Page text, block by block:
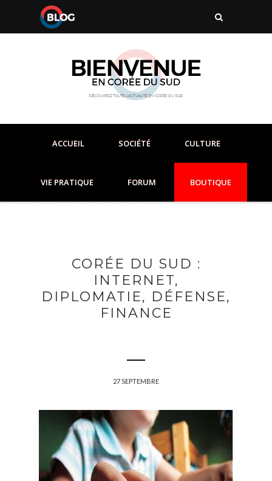
ACCUEIL SOCIÉTÉ CULTURE
VIE PRATIQUE FORUM BOUTIQUE
CORÉE DU SUD :
INTERNET,
DIPLOMATIE, DÉFENSE,
FINANCE
27 SEPTEMBRE